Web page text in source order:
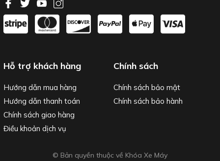
Hỗ trợ khách hàng
Hướng dẫn mua hàng
Hướng dẫn thanh toán
Chính sách giao hàng
Điều khoản dịch vụ
Chính sách
Chính sách bảo mật
Chính sách bảo hành
© Bản quyền thuộc về Khóa Xe Máy